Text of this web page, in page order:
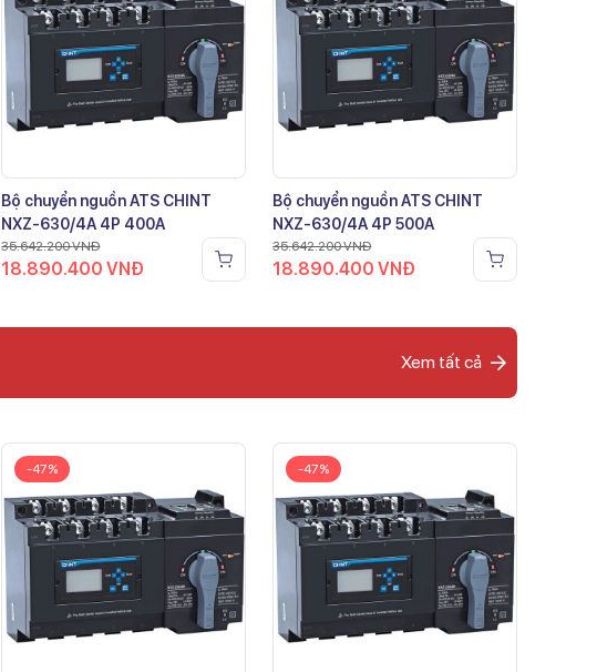
Bộ chuyển nguồn ATS CHINT
NXZ-630/4A 4P 400A
35.642.200VNĐ
18.890.400VNĐ
Bộ chuyển nguồn ATS CHINT
NXZ-630/4A 4P 500A
35.642.200VNĐ
18.890.400VNĐ
Xem tất cả
-47% -47%